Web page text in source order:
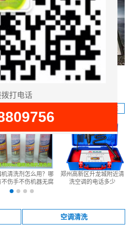
多功能管道清洗机
MORE
机清洗剂怎么用？哪
不伤手不伤机器无腐
蚀的油烟机清洗剂
郑州高新区升龙城附近清
洗空调的电话多少
空调清洗
拨打电话
拨打电话